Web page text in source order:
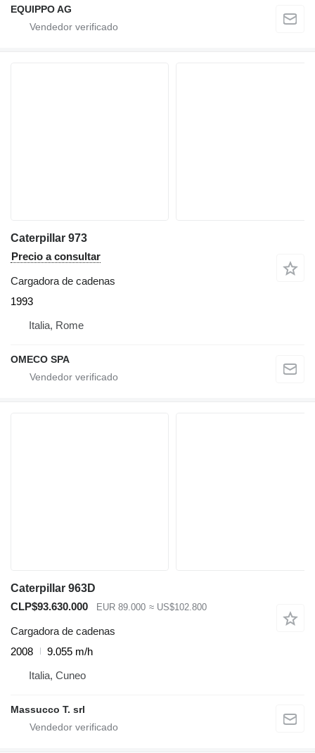
EQUIPPO AG
Caterpillar 973
Precio a consultar
Cargadora de cadenas
1993
Italia, Rome
OMECO SPA
Caterpillar 963D
CLP$93.630.000
EUR 89.000 ≈ US$102.800
Cargadora de cadenas
2008
9.055 m/h
Italia, Cuneo
Massucco T. srl